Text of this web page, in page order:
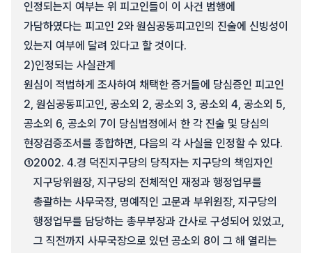
인정되는지 여부는 위 피고인들이 이 사건 범행에
가담하였다는 피고인 2와 원심공동피고인의 진술에 신빙성이
있는지 여부에 달려 있다고 할 것이다.
2)인정되는 사실관계
원심이 적법하게 조사하여 채택한 증거들에 당심증인 피고인
2, 원심공동피고인, 공소외 2, 공소외 3, 공소외 4, 공소외 5,
공소외 6, 공소외 7이 당심법정에서 한 각 진술 및 당심의
현장검증조서를 종합하면, 다음의 각 사실을 인정할 수 있다.
①2002. 4.경 덕진지구당의 당직자는 지구당의 책임자인
지구당위원장, 지구당의 전체적인 재정과 행정업무를
총괄하는 사무국장, 명예직인 고문과 부위원장, 지구당의
행정업무를 담당하는 총무부장과 간사로 구성되어 있었고,
그 직전까지 사무국장으로 있던 공소외 8이 그 해 열리는